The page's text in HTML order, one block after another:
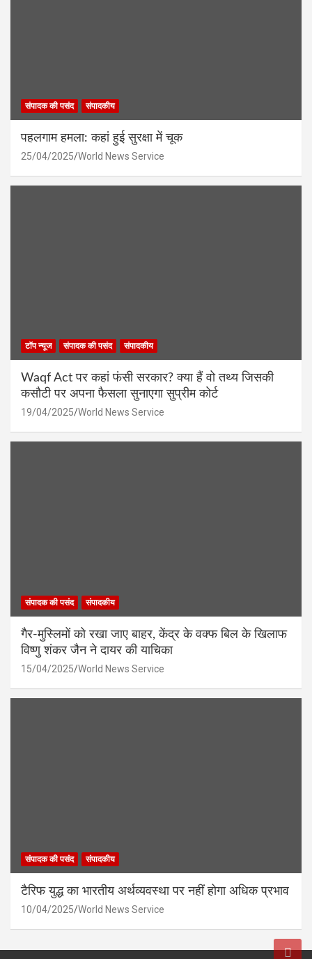
संपादक की पसंद संपादकीय
पहलगाम हमला: कहां हुई सुरक्षा में चूक
25/04/2025 World News Service
टॉप न्यूज संपादक की पसंद संपादकीय
Waqf Act पर कहां फंसी सरकार? क्या हैं वो तथ्य जिसकी
कसौटी पर अपना फैसला सुनाएगा सुप्रीम कोर्ट
19/04/2025 World News Service
संपादक की पसंद संपादकीय
गैर-मुस्लिमों को रखा जाए बाहर, केंद्र के वक्फ बिल के खिलाफ
विष्णु शंकर जैन ने दायर की याचिका
15/04/2025 World News Service
संपादक की पसंद संपादकीय
टैरिफ युद्ध का भारतीय अर्थव्यवस्था पर नहीं होगा अधिक प्रभाव
10/04/2025 World News Service